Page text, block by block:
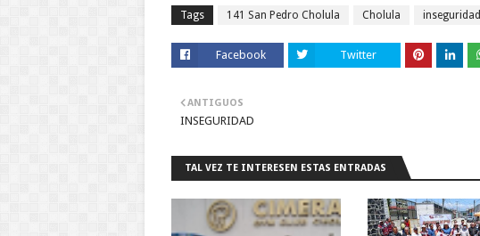
Tags 141 San Pedro Cholula Cholula inseguridad
Facebook Twitter
ANTIGUOS
INSEGURIDAD
TAL VEZ TE INTERESEN ESTAS ENTRADAS